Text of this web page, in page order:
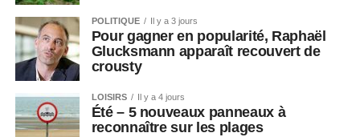
POLITIQUE Il y a 3 jours
Pour gagner en popularité, Raphaël
Glucksmann apparaît recouvert de
crousty
LOISIRS Il y a 4 jours
Été – 5 nouveaux panneaux à
reconnaître sur les plages